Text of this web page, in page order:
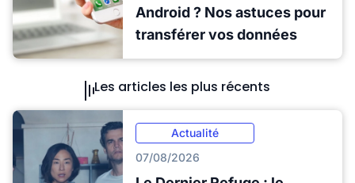
Android ? Nos astuces pour
transférer vos données
Les articles les plus récents
Actualité
07/08/2026